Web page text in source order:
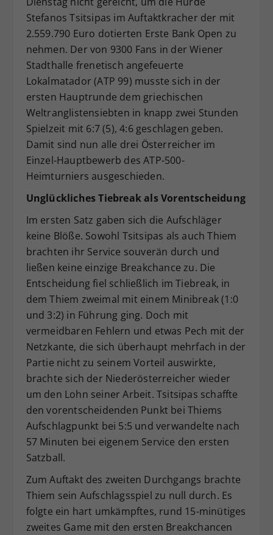
Stefanos Tsitsipas im Auftaktkracher der mit
2.559.790 Euro dotierten Erste Bank Open zu
nehmen. Der von 9300 Fans in der Wiener
Stadthalle frenetisch angefeuerte
Lokalmatador (ATP 99) musste sich in der
ersten Hauptrunde dem griechischen
Weltranglistensiebten in knapp zwei Stunden
Spielzeit mit 6:7 (5), 4:6 geschlagen geben.
Damit sind nun alle drei Österreicher im
Einzel-Hauptbewerb des ATP-500-
Heimturniers ausgeschieden.
Unglückliches Tiebreak als Vorentscheidung
Im ersten Satz gaben sich die Aufschläger
keine Blöße. Sowohl Tsitsipas als auch Thiem
brachten ihr Service souverän durch und
ließen keine einzige Breakchance zu. Die
Entscheidung fiel schließlich im Tiebreak, in
dem Thiem zweimal mit einem Minibreak (1:0
und 3:2) in Führung ging. Doch mit
vermeidbaren Fehlern und etwas Pech mit der
Netzkante, die sich überhaupt mehrfach in der
Partie nicht zu seinem Vorteil auswirkte,
brachte sich der Niederösterreicher wieder
um den Lohn seiner Arbeit. Tsitsipas schaffte
den vorentscheidenden Punkt bei Thiems
Aufschlagpunkt bei 5:5 und verwandelte nach
57 Minuten bei eigenem Service den ersten
Satzball.
Zum Auftakt des zweiten Durchgangs brachte
Thiem sein Aufschlagsspiel zu null durch. Es
folgte ein hart umkämpftes, rund 15-minütiges
zweites Game mit den ersten Breakchancen
Zweck
Dieser Wert speichert Ihre Consent-
Einstellungen. Unter anderem eine
zufällig generierte ID, für die
historische Speicherung Ihrer
vorgenommen Einstellungen, falls der
Webseiten-Betreiber dies eingestellt
hat.